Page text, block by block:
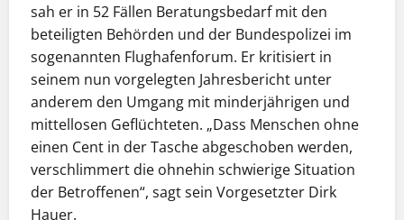
sah er in 52 Fällen Beratungsbedarf mit den
beteiligten Behörden und der Bundespolizei im
sogenannten Flughafenforum. Er kritisiert in
seinem nun vorgelegten Jahresbericht unter
anderem den Umgang mit minderjährigen und
mittellosen Geflüchteten. „Dass Menschen ohne
einen Cent in der Tasche abgeschoben werden,
verschlimmert die ohnehin schwierige Situation
der Betroffenen“, sagt sein Vorgesetzter Dirk
Hauer.